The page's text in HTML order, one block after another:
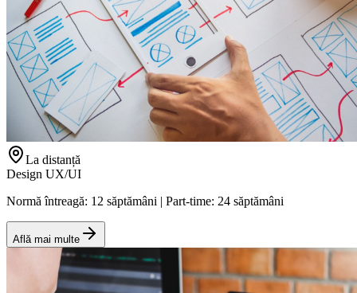
La distanță
Design UX/UI
Normă întreagă: 12 săptămâni | Part-time: 24 săptămâni
Află mai multe